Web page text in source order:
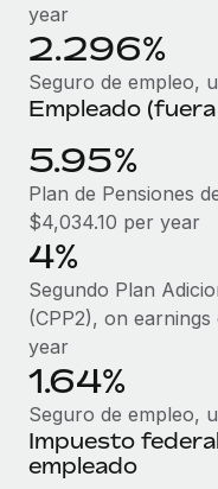
normativo.
Gestión de
Proporciona
en todo el mundo.
Apertura de
Abre entidades
Movilidad y
Reubica a los
Prestaciones
Gestiona las
complicaciones.
Explora el blog
BLOG
Novedades de
Integraciones
Management Plus
La misión de Remote
todos los tamaños a
Más información
Pento se
con Remote
year
2.296%
Seguro de empleo,
Empleado
5.95%
Plan de Pensiones
$4,034.10 per year
4%
Segundo Plan
(CPP2), on
year
1.64%
Seguro de empleo,
Impuesto
empleado